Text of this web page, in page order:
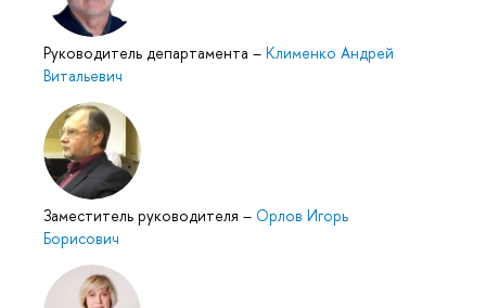
Руководитель департамента – Клименко Андрей
Витальевич
Заместитель руководителя – Орлов Игорь
Борисович